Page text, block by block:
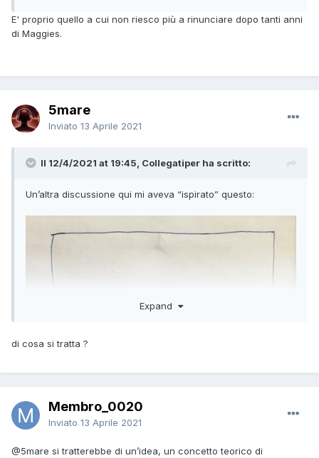
E' proprio quello a cui non riesco più a rinunciare dopo tanti anni
di Maggies.
5mare
Inviato 13 Aprile 2021
Il 12/4/2021 at 19:45, Collegatiper ha scritto:
Un’altra discussione qui mi aveva “ispirato” questo:
Expand
di cosa si tratta ?
Membro_0020
Inviato 13 Aprile 2021
@5mare si tratterebbe di un’idea, un concetto teorico di